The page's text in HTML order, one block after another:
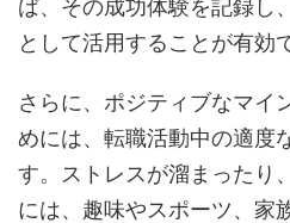
ば、その成功体験を記録し
として活用することが有効
さらに、ポジティブなマイ
めには、転職活動中の適度
す。ストレスが溜まったり
には、趣味やスポーツ、家